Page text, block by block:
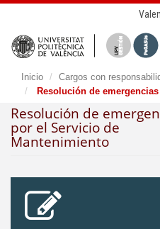
Inicio
Cargos con
Resolución de
Resolución de
por el Servicio de
Mantenimiento